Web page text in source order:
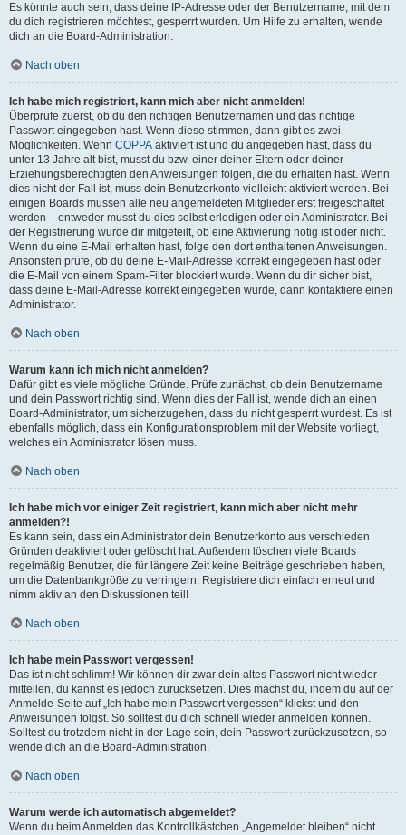
Es könnte auch sein, dass deine IP-Adresse oder der Benutzername, mit dem
du dich registrieren möchtest, gesperrt wurden. Um Hilfe zu erhalten, wende
dich an die Board-Administration.
Nach oben
Ich habe mich registriert, kann mich aber nicht anmelden!
Überprüfe zuerst, ob du den richtigen Benutzernamen und das richtige
Passwort eingegeben hast. Wenn diese stimmen, dann gibt es zwei
Möglichkeiten. Wenn COPPA aktiviert ist und du angegeben hast, dass du
unter 13 Jahre alt bist, musst du bzw. einer deiner Eltern oder deiner
Erziehungsberechtigten den Anweisungen folgen, die du erhalten hast. Wenn
dies nicht der Fall ist, muss dein Benutzerkonto vielleicht aktiviert werden. Bei
einigen Boards müssen alle neu angemeldeten Mitglieder erst freigeschaltet
werden – entweder musst du dies selbst erledigen oder ein Administrator. Bei
der Registrierung wurde dir mitgeteilt, ob eine Aktivierung nötig ist oder nicht.
Wenn du eine E-Mail erhalten hast, folge den dort enthaltenen Anweisungen.
Ansonsten prüfe, ob du deine E-Mail-Adresse korrekt eingegeben hast oder
die E-Mail von einem Spam-Filter blockiert wurde. Wenn du dir sicher bist,
dass deine E-Mail-Adresse korrekt eingegeben wurde, dann kontaktiere einen
Administrator.
Nach oben
Warum kann ich mich nicht anmelden?
Dafür gibt es viele mögliche Gründe. Prüfe zunächst, ob dein Benutzername
und dein Passwort richtig sind. Wenn dies der Fall ist, wende dich an einen
Board-Administrator, um sicherzugehen, dass du nicht gesperrt wurdest. Es ist
ebenfalls möglich, dass ein Konfigurationsproblem mit der Website vorliegt,
welches ein Administrator lösen muss.
Nach oben
Ich habe mich vor einiger Zeit registriert, kann mich aber nicht mehr
anmelden?!
Es kann sein, dass ein Administrator dein Benutzerkonto aus verschieden
Gründen deaktiviert oder gelöscht hat. Außerdem löschen viele Boards
regelmäßig Benutzer, die für längere Zeit keine Beiträge geschrieben haben,
um die Datenbankgröße zu verringern. Registriere dich einfach erneut und
nimm aktiv an den Diskussionen teil!
Nach oben
Ich habe mein Passwort vergessen!
Das ist nicht schlimm! Wir können dir zwar dein altes Passwort nicht wieder
mitteilen, du kannst es jedoch zurücksetzen. Dies machst du, indem du auf der
Anmelde-Seite auf „Ich habe mein Passwort vergessen“ klickst und den
Anweisungen folgst. So solltest du dich schnell wieder anmelden können.
Solltest du trotzdem nicht in der Lage sein, dein Passwort zurückzusetzen, so
wende dich an die Board-Administration.
Nach oben
Warum werde ich automatisch abgemeldet?
Wenn du beim Anmelden das Kontrollkästchen „Angemeldet bleiben“ nicht